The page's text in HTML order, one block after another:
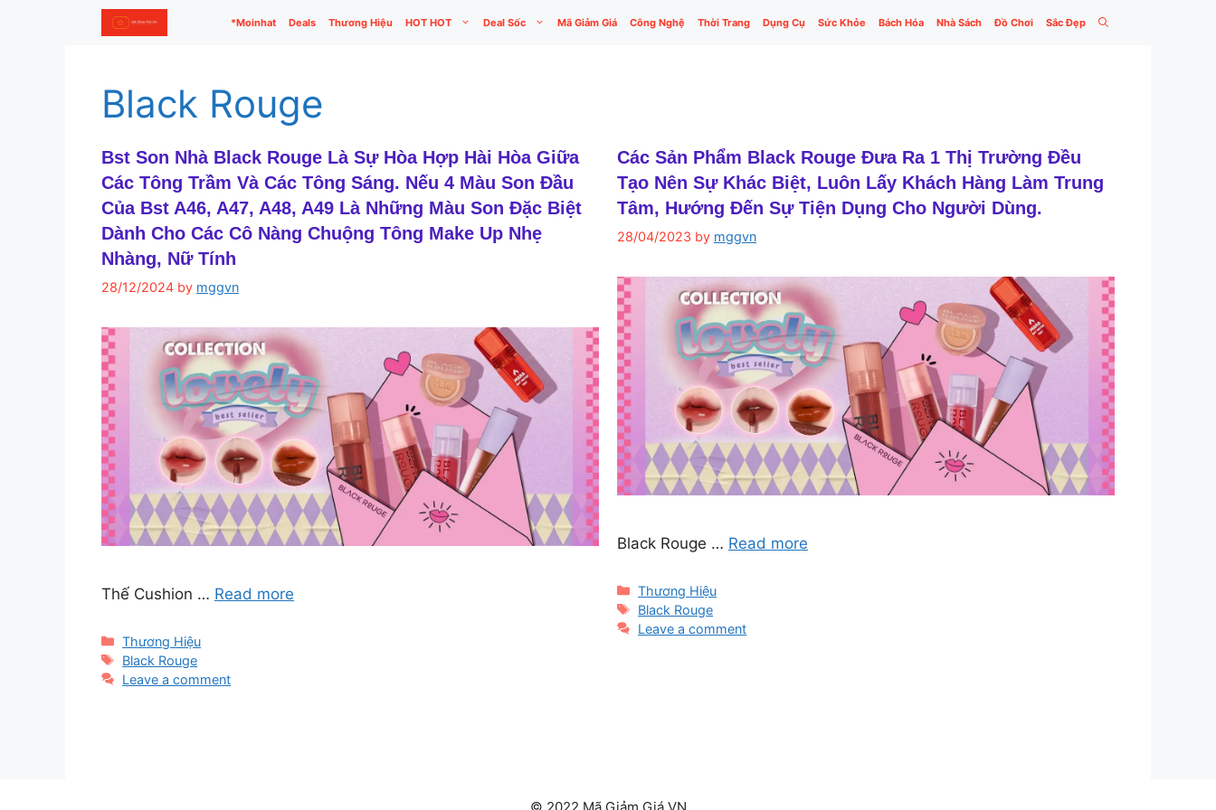
*Moinhat Deals Thương Hiệu HOT HOT Deal Sốc Mã Giảm Giá Công Nghệ Thời Trang Dụng Cụ Sức Khỏe Bách Hóa Nhà Sách Đồ Chơi Sắc Đẹp
Black Rouge
Bst Son Nhà Black Rouge Là Sự Hòa Hợp Hài Hòa Giữa
Các Tông Trầm Và Các Tông Sáng. Nếu 4 Màu Son Đầu
Của Bst A46, A47, A48, A49 Là Những Màu Son Đặc Biệt
Dành Cho Các Cô Nàng Chuộng Tông Make Up Nhẹ
Nhàng, Nữ Tính
28/12/2024 by mggvn
Thế Cushion … Read more
Categories
Thương Hiệu
Tags
Black Rouge
Leave a comment
Các Sản Phẩm Black Rouge Đưa Ra 1 Thị Trường Đều
Tạo Nên Sự Khác Biệt, Luôn Lấy Khách Hàng Làm Trung
Tâm, Hướng Đến Sự Tiện Dụng Cho Người Dùng.
28/04/2023 by mggvn
Black Rouge … Read more
Categories
Thương Hiệu
Tags
Black Rouge
Leave a comment
© 2022 Mã Giảm Giá VN